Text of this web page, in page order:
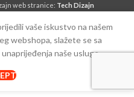
web stranice: Tech Dizajn
vaše iskustvo na našem
webshopa, slažete se sa
naše usluge.